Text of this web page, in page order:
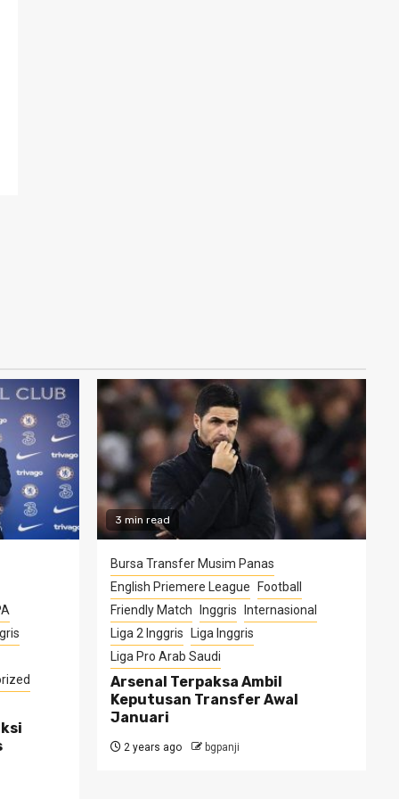
3 min read
Bursa Transfer Musim Panas
English Priemere League
Football
Friendly Match
Inggris
Internasional
Liga 2 Inggris
Liga Inggris
Liga Pro Arab Saudi
Arsenal Terpaksa Ambil
Keputusan Transfer Awal
Januari
2 years ago bgpanji